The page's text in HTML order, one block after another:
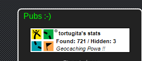
Pubs :-)